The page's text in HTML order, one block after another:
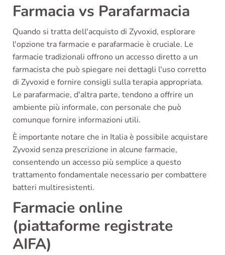
Farmacia vs Parafarmacia
Quando si tratta dell'acquisto di Zyvoxid, esplorare
l'opzione tra farmacie e parafarmacie è cruciale. Le
farmacie tradizionali offrono un accesso diretto a un
farmacista che può spiegare nei dettagli l'uso corretto
di Zyvoxid e fornire consigli sulla terapia appropriata.
Le parafarmacie, d'altra parte, tendono a offrire un
ambiente più informale, con personale che può
comunque fornire informazioni utili.
È importante notare che in Italia è possibile acquistare
Zyvoxid senza prescrizione in alcune farmacie,
consentendo un accesso più semplice a questo
trattamento fondamentale necessario per combattere
batteri multiresistenti.
Farmacie online
(piattaforme registrate
AIFA)